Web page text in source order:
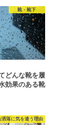
靴・靴下
どんな靴を履
効果のある靴
洒落に気を遣う理由